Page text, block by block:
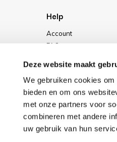
Deze website maakt
We gebruiken cookies
bieden en om ons
met onze partners voor
combineren met andere
uw gebruik van hun
Help
Account
FAQ
Payment Methods
Shipping
Discount